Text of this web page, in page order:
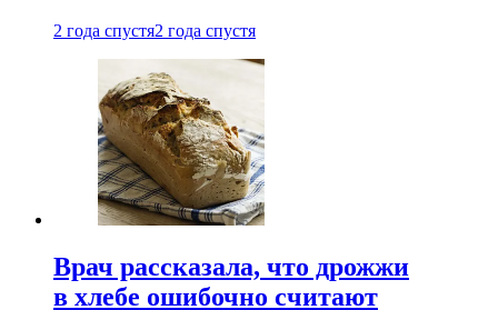
2 года спустя2 года спустя
Врач рассказала, что дрожжи
в хлебе ошибочно считают